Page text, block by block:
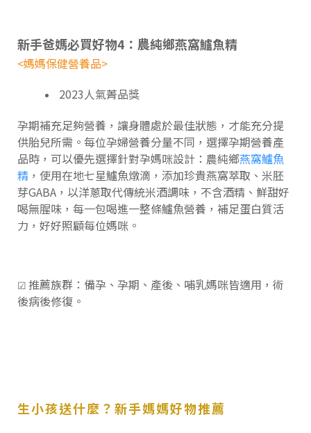
新手爸媽必買好物4：農純鄉燕窩鱸魚精
<媽媽保健營養品>
2023人氣菁品獎
孕期補充足夠營養，讓身體處於最佳狀態，才能充分提
供胎兒所需。每位孕婦營養分量不同，選擇孕期營養產
品時，可以優先選擇針對孕媽咪設計：農純鄉燕窩鱸魚
精 ，使用在地七星鱸魚燉滴，添加珍貴燕窩萃取、米胚
芽GABA，以洋蔥取代傳統米酒調味，不含酒精、鮮甜好
喝無腥味，每一包喝進一整條鱸魚營養，補足蛋白質活
力，好好照顧每位媽咪。
☑ 推薦族群：備孕、孕期、產後、哺乳媽咪皆適用，術
後病後修復。
生小孩送什麼？新手媽媽好物推薦